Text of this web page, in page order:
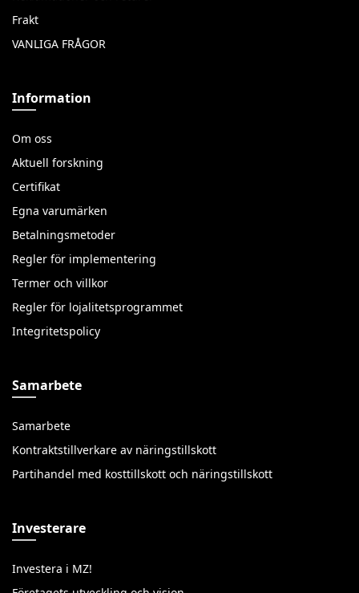
Frakt
VANLIGA FRÅGOR
Information
Om oss
Aktuell forskning
Certifikat
Egna varumärken
Betalningsmetoder
Regler för implementering
Termer och villkor
Regler för lojalitetsprogrammet
Integritetspolicy
Samarbete
Samarbete
Kontraktstillverkare av näringstillskott
Partihandel med kosttillskott och näringstillskott
Investerare
Investera i MZ!